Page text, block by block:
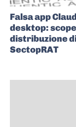
Falsa app
desktop:
distribuzione
SectopRAT